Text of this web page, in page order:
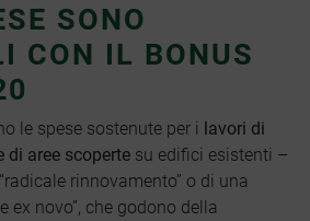
SONO
CON IL BONUS
le spese sostenute per i lavori di
di aree scoperte su edifici esistenti –
rinnovamento” o di una
ex novo”, che godono della